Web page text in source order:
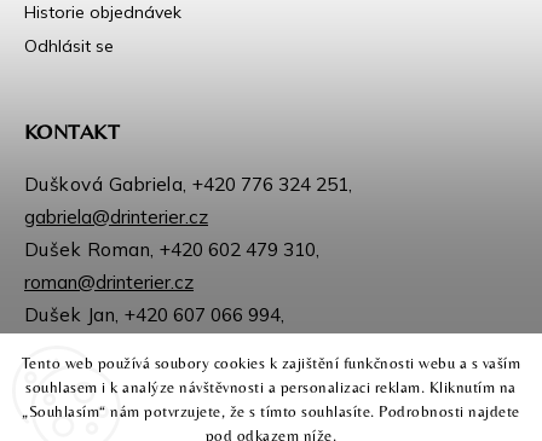
Tento web používá soubory cookies k zajištění funkčnosti webu a s vaším
souhlasem i k analýze návštěvnosti a personalizaci reklam. Kliknutím na
„Souhlasím“ nám potvrzujete, že s tímto souhlasíte. Podrobnosti najdete
pod odkazem níže.
Historie objednávek
Odhlásit se
KONTAKT
Dušková Gabriela,+420 776 324 251,
gabriela@drinterier.cz
Dušek Roman,+420 602 479 310,
roman@drinterier.cz
Dušek Jan,+420 607 066 994,
Sledujte nás na Facebooku
Instagram